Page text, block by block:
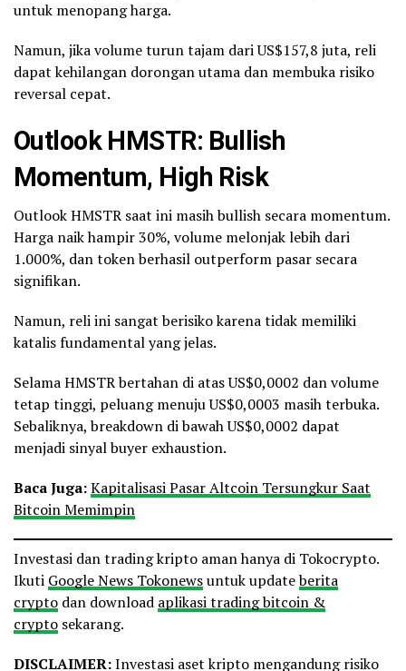
untuk menopang harga.
Namun, jika volume turun tajam dari US$157,8 juta, reli
dapat kehilangan dorongan utama dan membuka risiko
reversal cepat.
Outlook HMSTR: Bullish
Momentum, High Risk
Outlook HMSTR saat ini masih bullish secara momentum.
Harga naik hampir 30%, volume melonjak lebih dari
1.000%, dan token berhasil outperform pasar secara
signifikan.
Namun, reli ini sangat berisiko karena tidak memiliki
katalis fundamental yang jelas.
Selama HMSTR bertahan di atas US$0,0002 dan volume
tetap tinggi, peluang menuju US$0,0003 masih terbuka.
Sebaliknya, breakdown di bawah US$0,0002 dapat
menjadi sinyal buyer exhaustion.
Baca Juga:Kapitalisasi Pasar Altcoin Tersungkur Saat
Bitcoin Memimpin
Investasi dan trading kripto aman hanya di Tokocrypto.
Ikuti Google News Tokonewsuntuk updateberita
crypto dan download aplikasi trading bitcoin &
crypto sekarang.
DISCLAIMER:Investasi aset kripto mengandung risiko